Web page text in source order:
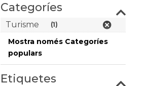
Categoríes
Turisme (1)
Mostra només Categoríes
populars
Etiquetes